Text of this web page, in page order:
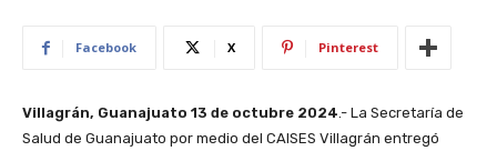
Facebook X Pinterest
Villagrán, Guanajuato 13 de octubre 2024.- La Secretaría de
Salud de Guanajuato por medio del CAISES Villagrán entregó